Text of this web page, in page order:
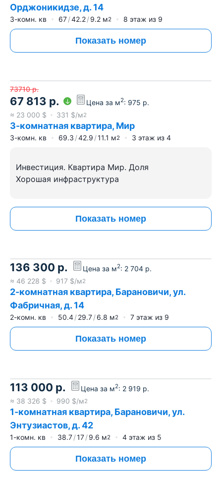
Орджоникидзе, д. 14
3-комн. кв 67 42.2 9.2 м2 8 этаж из 9
Показать номер
73710 р.
67 813 р. Цена за м2: 975 р.
≈ 23 000 $ 331 $/м2
3-комнатная квартира, Мир
3-комн. кв 69.3 42.9 11.1 м2 3 этаж из 4
Инвестиция. Квартира Мир. Доля
Хорошая инфраструктура
Показать номер
136 300 р. Цена за м2: 2 704 р.
≈ 46 228 $ 917 $/м2
2-комнатная квартира, Барановичи, ул.
Фабричная, д. 14
2-комн. кв 50.4 29.7 6.8 м2 7 этаж из 9
Показать номер
113 000 р. Цена за м2: 2 919 р.
≈ 38 326 $ 990 $/м2
1-комнатная квартира, Барановичи, ул.
Энтузиастов, д. 42
1-комн. кв 38.7 17 9.6 м2 4 этаж из 5
Показать номер